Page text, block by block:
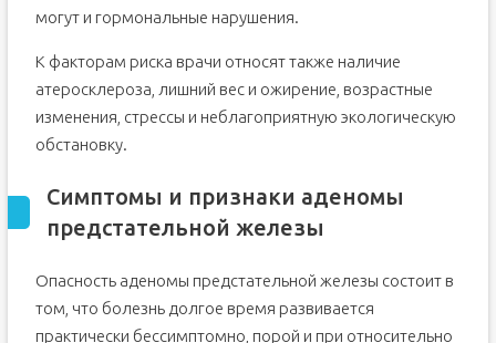
могут и гормональные нарушения.
К факторам риска врачи относят также наличие
атеросклероза, лишний вес и ожирение, возрастные
изменения, стрессы и неблагоприятную экологическую
обстановку.
Симптомы и признаки аденомы
предстательной железы
Опасность аденомы предстательной железы состоит в
том, что болезнь долгое время развивается
практически бессимптомно, порой и при относительно